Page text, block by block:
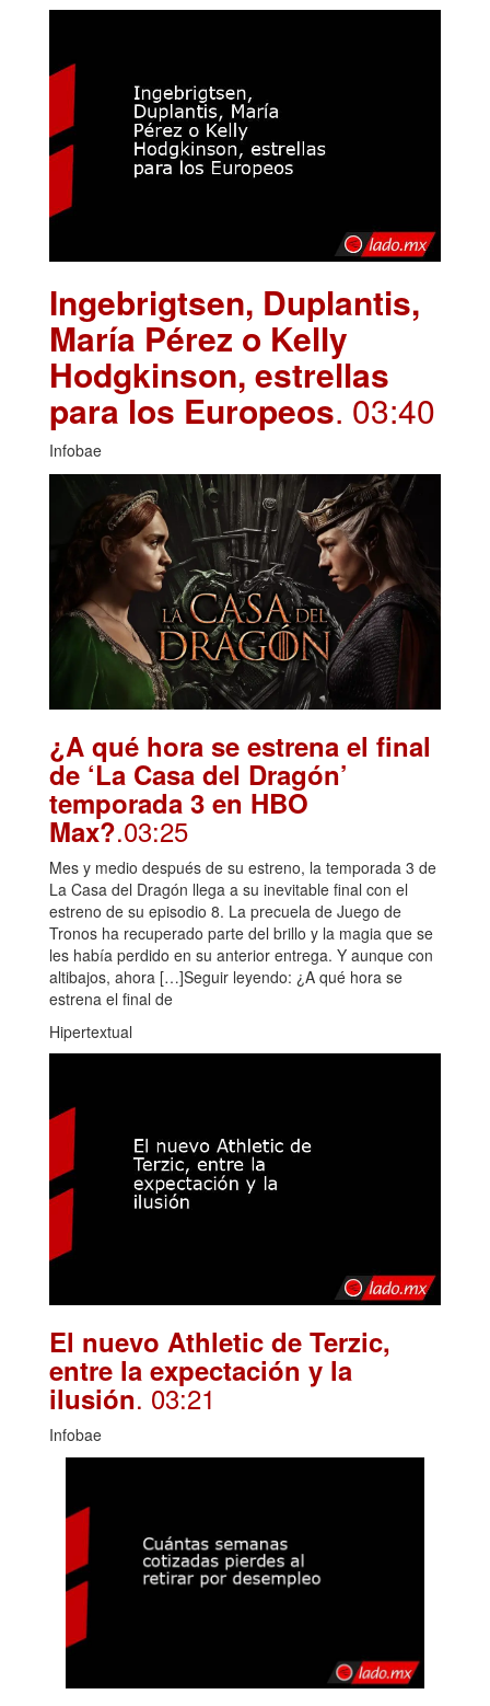
Ingebrigtsen, Duplantis,
María Pérez o Kelly
Hodgkinson, estrellas
para los Europeos. 03:40
Infobae
¿A qué hora se estrena el final
de ‘La Casa del Dragón’
temporada 3 en HBO
Max?.03:25
Mes y medio después de su estreno, la temporada 3 de
La Casa del Dragón llega a su inevitable final con el
estreno de su episodio 8. La precuela de Juego de
Tronos ha recuperado parte del brillo y la magia que se
les había perdido en su anterior entrega. Y aunque con
altibajos, ahora […]Seguir leyendo: ¿A qué hora se
estrena el final de
Hipertextual
El nuevo Athletic de Terzic,
entre la expectación y la
ilusión. 03:21
Infobae